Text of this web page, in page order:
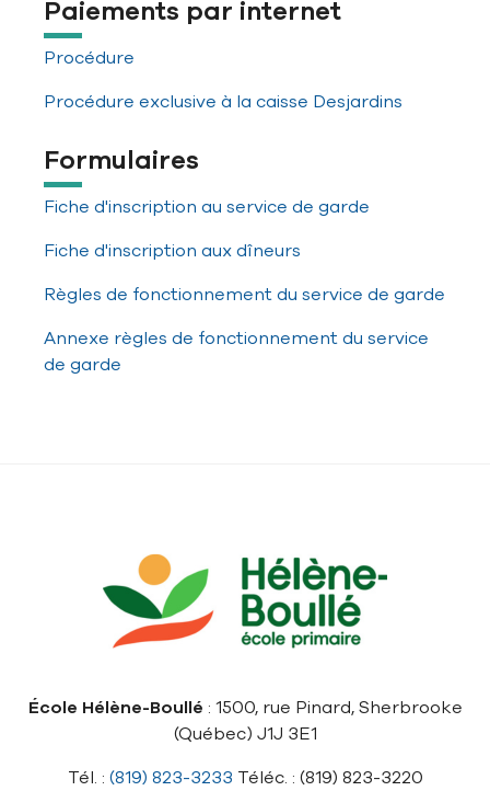
Paiements par internet
Procédure
Procédure exclusive à la caisse Desjardins
Formulaires
Fiche d'inscription au service de garde
Fiche d'inscription aux dîneurs
Règles de fonctionnement du service de garde
Annexe règles de fonctionnement du service
de garde
École Hélène-Boullé : 1500, rue Pinard, Sherbrooke
(Québec) J1J 3E1
Tél. : (819) 823-3233 Téléc. : (819) 823-3220